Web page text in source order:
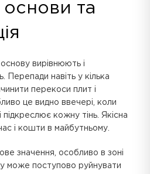
основи та
вирівнюють і
Перепади навіть у кілька
перекоси плит і
це видно ввечері, коли
підкреслює кожну тінь. Якісна
і кошти в майбутньому.
значення, особливо в зоні
може поступово руйнувати